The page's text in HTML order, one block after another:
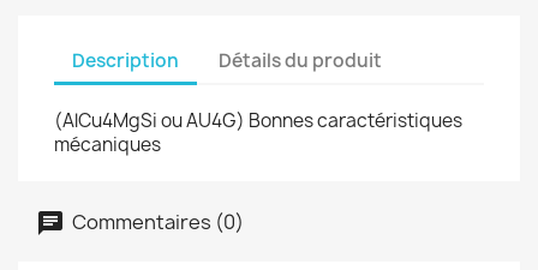
Description Détails du produit
(AlCu4MgSi ou AU4G) Bonnes caractéristiques
mécaniques
Commentaires (0)